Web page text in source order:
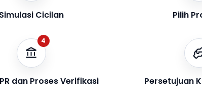
Simulasi Cicilan Pilih
4
dan Proses Verifikasi Persetujuan